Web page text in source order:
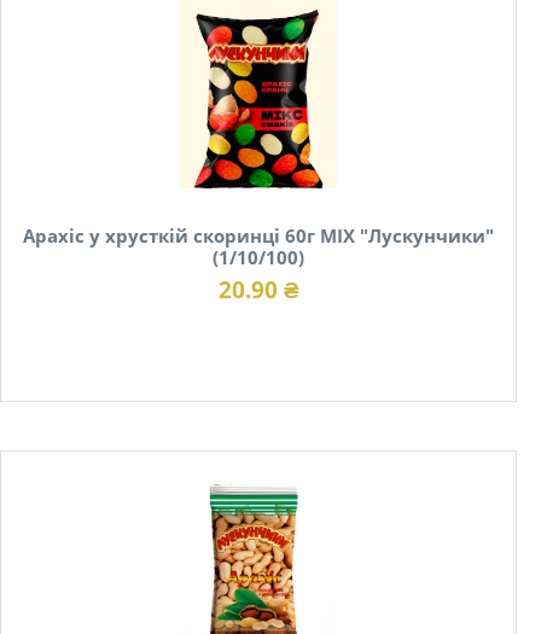
Арахіс у хрусткій скоринці 60г MIX "Лускунчики"
(1/10/100)
20.90 ₴